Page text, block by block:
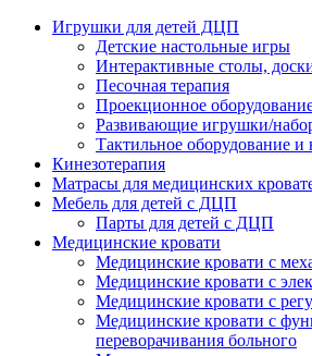
Игрушки для детей ДЦП
Детские настольные игры
Интерактивные столы,
Песочная терапия
Проекционное
Развивающие игрушки/
Тактильное оборудование и
Кинезотерапия
Матрасы для медицинских
Мебель для детей с ДЦП
Парты для детей с ДЦП
Медицинские кровати
Медицинские кровати с
Медицинские кровати с
Медицинские кровати с
Медицинские кровати с
переворачивания больного